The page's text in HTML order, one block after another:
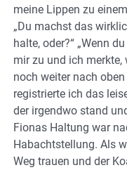
meine Lippen zu
„Du machst das
halte, oder?“ „Wenn
mir zu und ich
noch weiter nach
registrierte ich das
der irgendwo stand
Fionas Haltung war
Habachtstellung. Als
Weg trauen und der